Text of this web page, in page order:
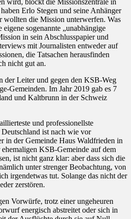
Erlo Stegen und seine Anhänger
wollten die Mission unterwerfen. Was
sogenannte „unabhängige
in sein Abschlusspapier und
mit Journalisten entweder auf
die Tatsachen herausfinden
nicht gut an.
der Leiter und gegen den KSB-Weg
Gemeinden. Im Jahr 2019 gab es 7
und Kaltbrunn in der Schweiz
und professionellste
ist nach wie vor
in der Gemeinde Haus Waldfrieden in
KSB-Gemeinde auf dem
ist nicht ganz klar: aber dass sich die
unter strenger Beobachtung, von
irgendetwas tut. Solange das nicht der
zerstören.
Vorwürfe, trotz einer ungeheuren
energisch abstreitet oder sich in